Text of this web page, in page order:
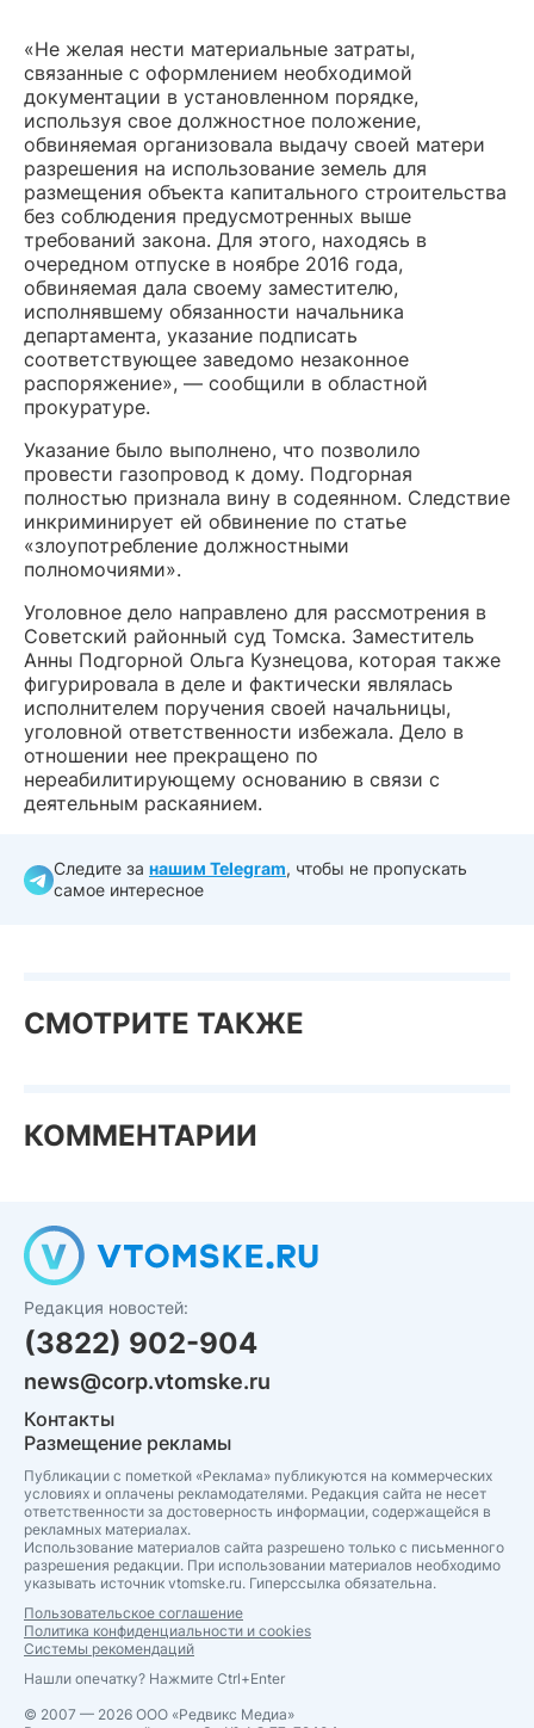
«Не желая нести материальные затраты,
связанные с оформлением необходимой
документации в установленном порядке,
используя свое должностное положение,
обвиняемая организовала выдачу своей матери
разрешения на использование земель для
размещения объекта капитального строительства
без соблюдения предусмотренных выше
требований закона. Для этого, находясь в
очередном отпуске в ноябре 2016 года,
обвиняемая дала своему заместителю,
исполнявшему обязанности начальника
департамента, указание подписать
соответствующее заведомо незаконное
распоряжение», — сообщили в областной
прокуратуре.
Указание было выполнено, что позволило
провести газопровод к дому. Подгорная
полностью признала вину в содеянном. Следствие
инкриминирует ей обвинение по статье
«злоупотребление должностными
полномочиями».
Уголовное дело направлено для рассмотрения в
Советский районный суд Томска. Заместитель
Анны Подгорной Ольга Кузнецова, которая также
фигурировала в деле и фактически являлась
исполнителем поручения своей начальницы,
уголовной ответственности избежала. Дело в
отношении нее прекращено по
нереабилитирующему основанию в связи с
деятельным раскаянием.
Следите за нашим Telegram, чтобы не пропускать
самое интересное
СМОТРИТЕ ТАКЖЕ
КОММЕНТАРИИ
Редакция новостей:
(3822) 902-904
news@corp.vtomske.ru
Контакты
Размещение рекламы
Публикации с пометкой «Реклама» публикуются на коммерческих
условиях и оплачены рекламодателями. Редакция сайта не несет
ответственности за достоверность информации, содержащейся в
рекламных материалах.
Использование материалов сайта разрешено только с письменного
разрешения редакции. При использовании материалов необходимо
указывать источник vtomske.ru. Гиперссылка обязательна.
Пользовательское соглашение
Политика конфиденциальности и cookies
Системы рекомендаций
Нашли опечатку? Нажмите Ctrl+Enter
© 2007 — 2026 ООО «Редвикс Медиа»